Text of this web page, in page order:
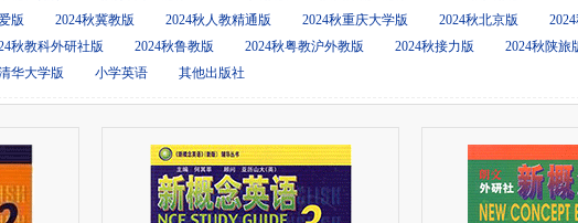
版 2024秋冀教版 2024秋人教精通版 2024秋重庆大学版 2024秋北京版
秋教科外研社版 2024秋鲁教版 2024秋粤教沪外教版 2024秋接力版 2024秋陕旅
华大学版 小学英语 其他出版社